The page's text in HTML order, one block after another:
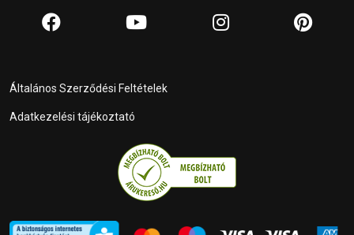
Általános Szerződési Feltételek
Adatkezelési tájékoztató